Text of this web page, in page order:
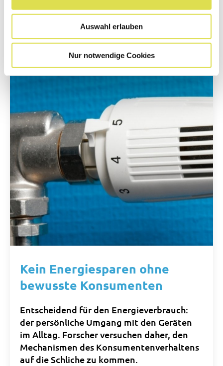
Auswahl erlauben
Nur notwendige Cookies
motiviert.
Weiterlesen...
Kein Energiesparen ohne
bewusste Konsumenten
Entscheidend für den Energieverbrauch:
der persönliche Umgang mit den Geräten
im Alltag. Forscher versuchen daher, den
Mechanismen des Konsumentenverhaltens
auf die Schliche zu kommen.